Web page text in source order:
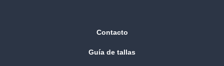
Contacto
Guía de tallas